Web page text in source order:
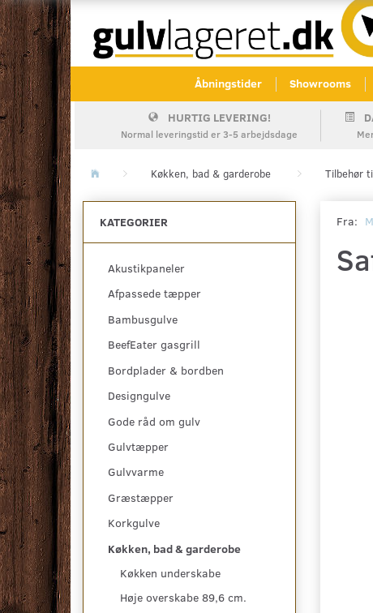
Åbningstider Showrooms
HURTIG LEVERING!
Normal leveringstid er 3-5 arbejdsdage
Køkken, bad & garderobe Tilbehør
KATEGORIER
Akustikpaneler
Afpassede tæpper
Bambusgulve
BeefEater gasgrill
Bordplader & bordben
Designgulve
Gode råd om gulv
Gulvtæpper
Gulvvarme
Græstæpper
Korkgulve
Køkken, bad & garderobe
Køkken underskabe
Høje overskabe 89,6 cm.
Fra: